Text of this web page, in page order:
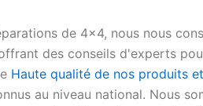
de 4x4, nous nous
des conseils d'experts
Haute qualité de nos produits et
au niveau national. Nous